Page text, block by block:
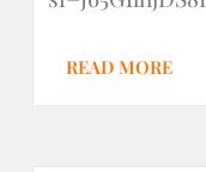
READ MORE